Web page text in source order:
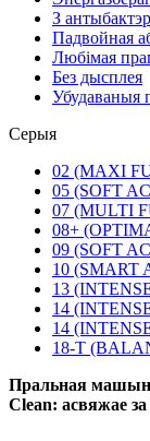
З
Падвойная
Любімая
Без дысплея
Убудаваныя
Серыя
02 (MAXI
05 (SOFT
07 (MULTI
08+
09 (SOFT
10 (SMART
13
14
14
18-T
Пральная
Clean: асвяжае за